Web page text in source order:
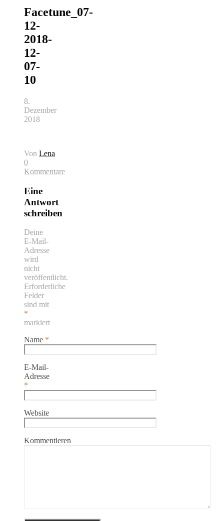
Facetune_07-
12-
2018-
12-
07-
10
8.
Dezember
2018
Von Lena
0
Kommentare
Eine
Antwort
schreiben
Deine
E-Mail-
Adresse
wird
nicht
veröffentlicht.
Erforderliche
Felder
sind mit
*
markiert
Name *
E-Mail-
Adresse
*
Website
Kommentieren